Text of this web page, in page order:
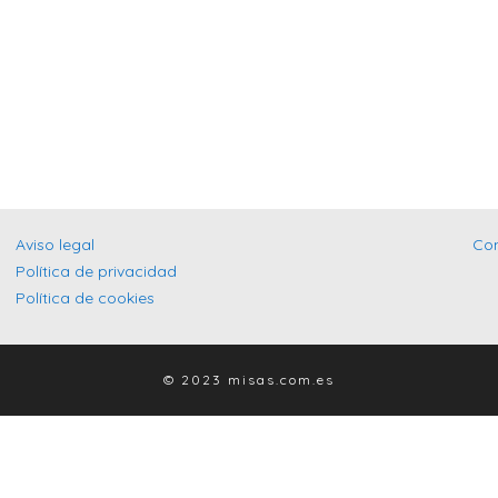
Aviso legal
Política de privacidad
Política de cookies
© 2023 misas.com.es